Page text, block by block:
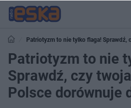
Patriotyzm to nie tylko flaga! Sprawdź,
dorównuje dumie
Patriotyzm to nie
Sprawdź, czy
Polsce dorównuje